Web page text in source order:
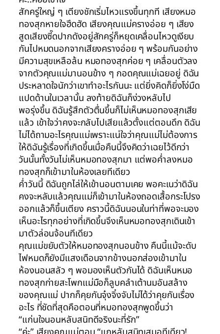
สักครู่ใหญ่ ๆ เตียงชักเริ่มไหวแรงขึ้นทุกที เสียงหมอ
ทองสุกหายใจฮึดฮัด เสียงคุณแม่ครางอ่อย ๆ เสียง
สูดเสียงซี๊ดปากดังอยู่สักครู่ก็หยุดเคลื่อนไหวดูเงียบ
กันไปหมดนอกจากเสียงครางอ่อย ๆ พร้อมกันอย่าง
มีความสุขเหลือล้น หมอทองสุกค่อย ๆ เคลื่อนตัวลง
จากตัวคุณแม่มานอนข้าง ๆ กอดคุณแม่เฉยอยู่ ดิฉัน
ประหลาดใจนักว่าเขาทำอะไรกันนะ แต่ยิ่งคิดก็ยิ่งโง่มืด
แปดด้านในเวลานั้น ลงท้ายดิฉันก็ง่วงหลับไป
พอรุ่งขึ้น ดิฉันรู้สึกตัวตื่นขึ้นก็ไม่เห็นหมอทองสุกเสีย
แล้ว เข้าใจว่าคงจะกลับไปเสียแล้วตั้งแต่ตอนดึก ดิฉัน
ไม่ได้ถามอะไรคุณแม่เพราะแน่ใจว่าคุณแม่ไม่ต้องการ
ให้ดิฉันรู้เรื่องที่เกิดขึ้นเมื่อคืนนี้จึงคิดว่าเฉยไว้ดีกว่า
วันนั้นทั้งวันไม่เห็นหมอทองสุกมา แต่พอค่ำลงหมอ
ทองสุกก็เข้ามาในห้องเลยทีเดียว
ค่ำวันนี้ ดิฉันถูกไล่ให้เข้านอนตามเคย พอคะเนว่าดิฉัน
คงจะหลับแล้วคุณแม่ก็เข้ามาในห้องถอดเสื้อกระโปรง
ออกแล้วก็ขึ้นเตียง คราวนี้ดิฉันนอนในท่าที่พอจะมอง
เห็นอะไรทุกอย่างที่เกิดขึ้นจึงเห็นหมอทองสุกเดินเข้า
มาตัวล่อนจ้อนทีเดียว
คุณแม่ขยับตัวให้หมอทองสุกนอนข้าง คืนนี้แม้จะดับ
ไฟหมดก็ยังมีแสงเดือนจากข้างนอกส่องเข้ามาใน
ห้องนอนสลัว ๆ พอมองเห็นตัวกันได้ ดิฉันเห็นหมอ
ทองสุกก่ายสะโพกแม่มือก็ลูบคลำเต้านมอันสล้าง
ของคุณแม่ ปากก็คุยกันจุ๋งจิ๋งจับไม่ได้ว่าคุยกันเรื่อง
อะไร ที่ชัดที่สุดคือตอนที่หมอทองสุกพูดขึ้นว่า
“แก่นใจนอนหลับสนิทดีจริงนะที่รัก”